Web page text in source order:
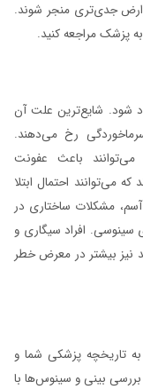
جدی‌تری منجر شوند.
به پزشک مراجعه کنید.
شود. شایع‌ترین علت آن
رخ می‌دهند.
می‌توانند باعث عفونت
می‌توانند احتمال ابتلا
آسم، مشکلات ساختاری در
سینوسی. افراد سیگاری و
نیز بیشتر در معرض خطر
تاریخچه پزشکی شما و
بررسی بینی و سینوس‌ها با